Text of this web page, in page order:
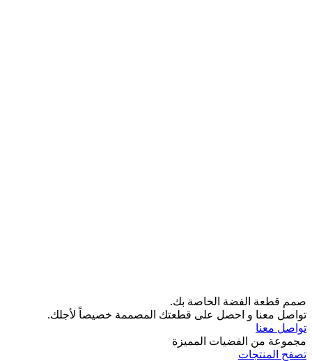
صمم قطعة الفضة الخاصة بك.
تواصل معنا و احصل على قطعتك المصممة خصيصاً لأجلك.
تواصل معنا
مجموعة من الفضيات المميزة
تصفح المنتجات